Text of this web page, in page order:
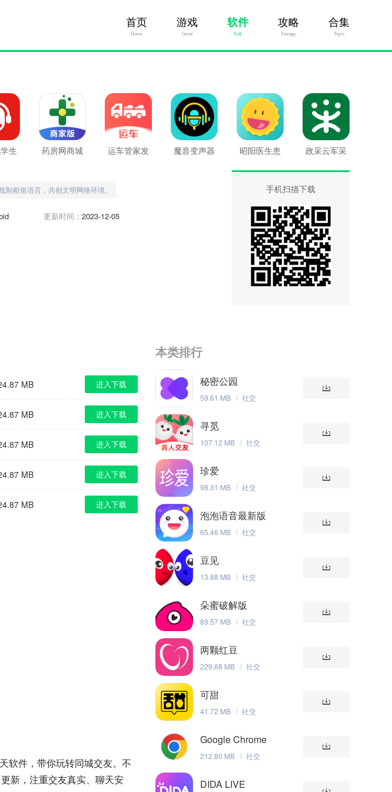
首页
Home
游戏
Game
软件
Soft
攻略
Stratagy
合集
Topic
生
药房网商城
运车管家发
魔音变声器
昭阳医生患
政采云军采
手机扫描下载
粗俗语言，共创文明网络环境。
更新时间： 2023-12-05
MB 进入下载
MB 进入下载
MB 进入下载
MB 进入下载
MB 进入下载
软件，带你玩转同城交友。不
新，注重交友真实、聊天安
本类排行
秘密公园
59.61 MB 社交
寻觅
107.12 MB 社交
珍爱
98.31 MB 社交
泡泡语音最新版
65.46 MB 社交
豆见
13.88 MB 社交
朵蜜破解版
89.57 MB 社交
两颗红豆
229.68 MB 社交
可甜
41.72 MB 社交
Google Chrome
212.80 MB 社交
DIDA LIVE